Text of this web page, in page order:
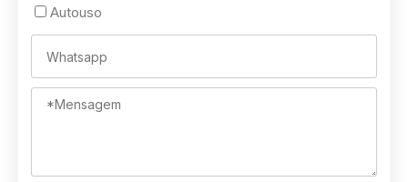
Autouso